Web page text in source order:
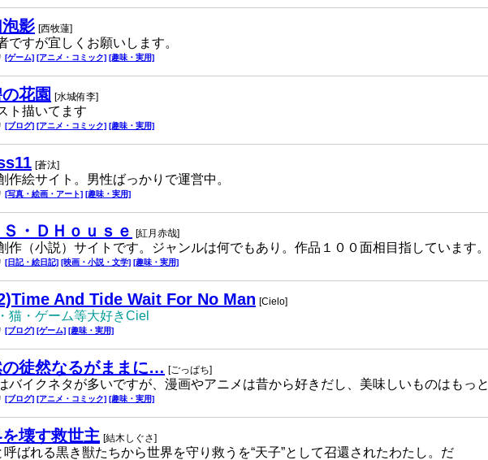
影 [西牧蓮]
ですが宜しくお願いします。
[ゲーム] [アニメ・コミック] [趣味・実用]
花園 [水城侑李]
ト描いてます
[ブログ] [アニメ・コミック] [趣味・実用]
[蒼汰]
作絵サイト。男性ばっかりで運営中。
[写真・絵画・アート] [趣味・実用]
Ｓ・ＤＨｏｕｓｅ [紅月赤哉]
作（小説）サイトです。ジャンルは何でもあり。作品１００面相目指しています。
[日記・絵日記] [映画・小説・文学] [趣味・実用]
And Tide Wait For No Man [Cielo]
猫・ゲーム等大好きCiel
[ブログ] [ゲーム] [趣味・実用]
徒然なるがままに… [ごっぱち]
バイクネタが多いですが、漫画やアニメは昔から好きだし、美味しいものはもっと
[ブログ] [アニメ・コミック] [趣味・実用]
壊す救世主 [結木しぐさ]
呼ばれる黒き獣たちから世界を守り救うを“天子”として召還されたわたし。だ